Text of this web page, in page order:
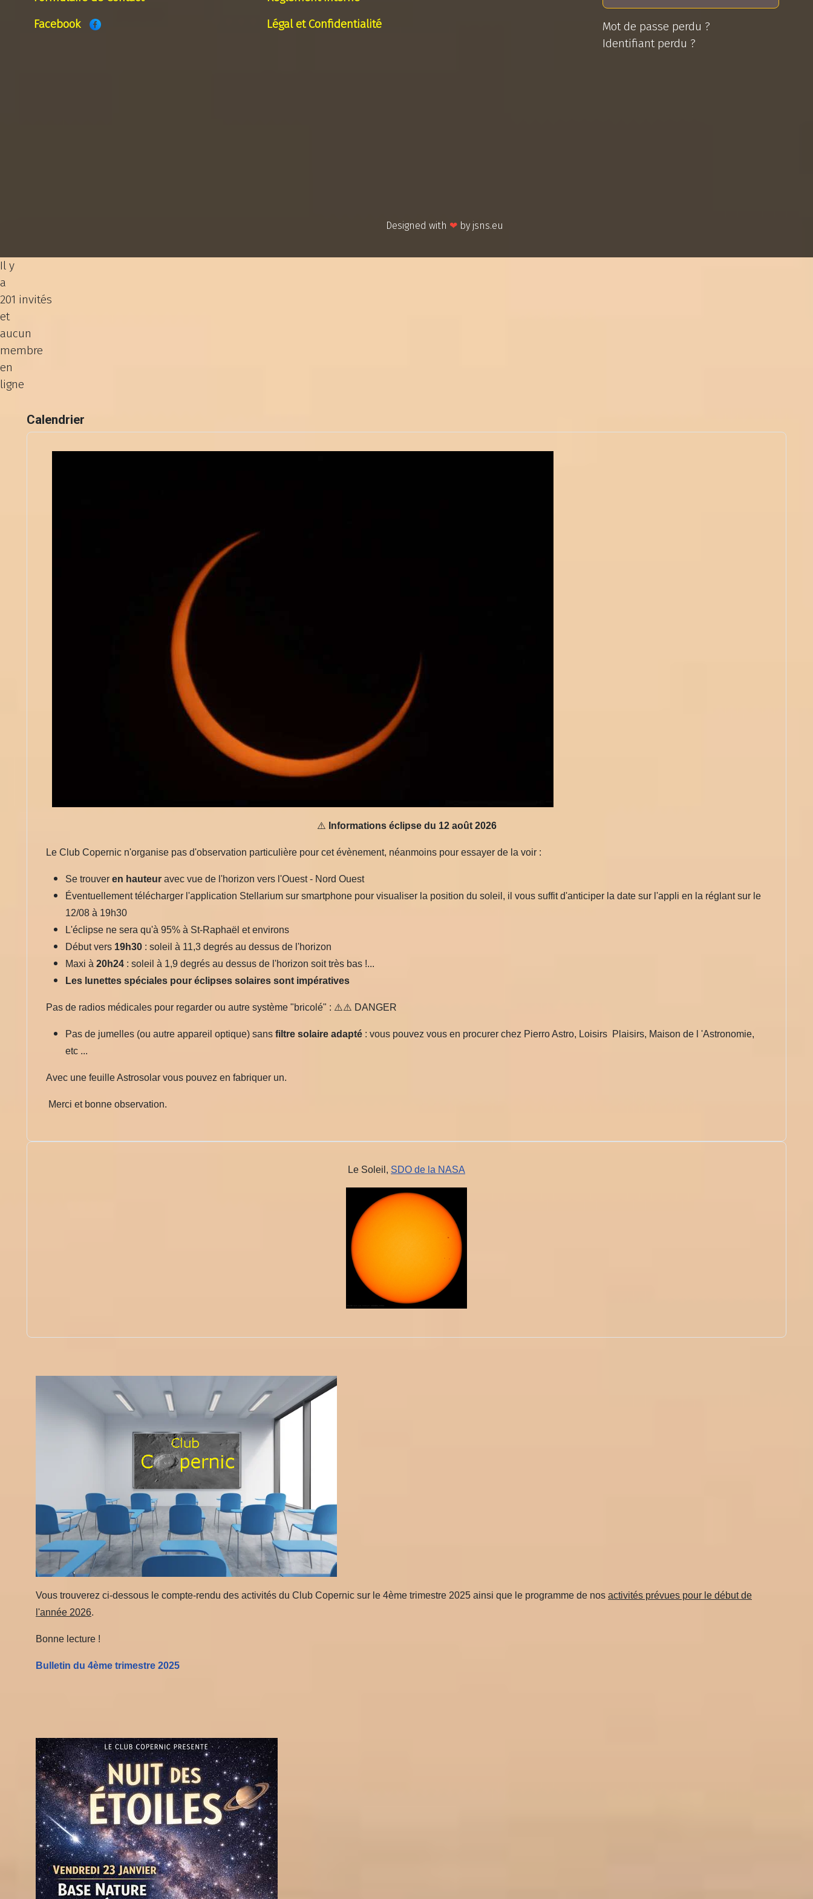
Calendrier
⚠️ Informations éclipse du 12 août 2026
Le Club Copernic n'organise pas d'observation particulière pour cet évènement, néanmoins pour essayer de la voir :
Se trouver en hauteur avec vue de l'horizon vers l'Ouest - Nord Ouest
Éventuellement télécharger l'application Stellarium sur smartphone pour visualiser la position du soleil, il vous suffit d'anticiper la date sur l'appli en la réglant sur le
12/08 à 19h30
L'éclipse ne sera qu'à 95% à St-Raphaël et environs
Début vers 19h30 : soleil à 11,3 degrés au dessus de l'horizon
Maxi à 20h24 : soleil à 1,9 degrés au dessus de l'horizon soit très bas !...
Les lunettes spéciales pour éclipses solaires sont impératives
Pas de radios médicales pour regarder ou autre système "bricolé" : ⚠️⚠️ DANGER
Pas de jumelles (ou autre appareil optique) sans filtre solaire adapté : vous pouvez vous en procurer chez Pierro Astro, Loisirs Plaisirs, Maison de l 'Astronomie,
etc ...
Avec une feuille Astrosolar vous pouvez en fabriquer un.
Merci et bonne observation.
Le Soleil, SDO de la NASA
Vous trouverez ci-dessous le compte-rendu des activités du Club Copernic sur le 4ème trimestre 2025 ainsi que le programme de nos activités prévues pour le début de
l'année 2026.
Bonne lecture !
Bulletin du 4ème trimestre 2025
Facebook
Légal et Confidentialité
Designed with ❤ by jsns.eu
Mot de passe perdu ?
Identifiant perdu ?
Il y
a
201 invités
et
aucun
membre
en
ligne